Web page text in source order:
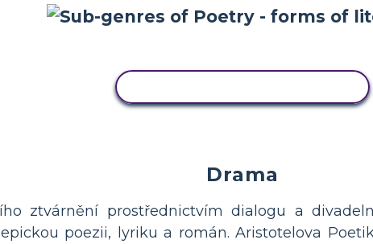
Drama
ztvárnění prostřednictvím dialogu a
poezii, lyriku a román. Aristotelova